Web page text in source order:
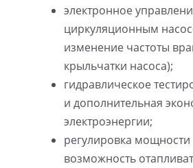
электронное
циркуляционным
изменение частоты
крыльчатки насоса);
гидравлическое
и дополнительная
электроэнергии;
регулировка
возможность